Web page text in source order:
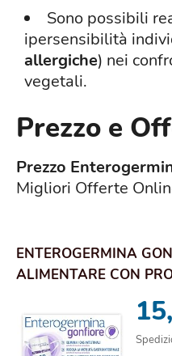
Sono possibili
ipersensibilità
allergiche) nei
vegetali.
Prezzo e
Prezzo
Migliori Offerte
ENTEROGERMINA
ALIMENTARE CON